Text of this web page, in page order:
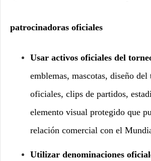
patrocinadoras oficiales
Usar activos oficiales del
emblemas, mascotas, diseño
oficiales, clips de partidos,
elemento visual protegido que
relación comercial con el
Utilizar denominaciones